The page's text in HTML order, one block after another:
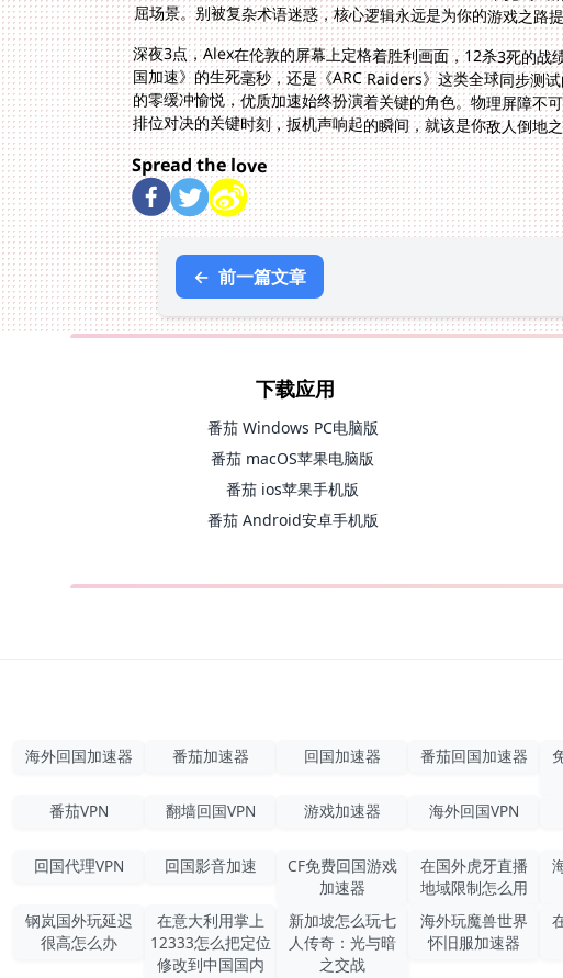
屈场景。别被复杂术语迷惑，核心逻辑永远是为你的游戏之路
深夜3点，Alex在伦敦的屏幕上定格着胜利画面，12杀3死的
国加速》的生死毫秒，还是《ARC Raiders》这类全球同步
的零缓冲愉悦，优质加速始终扮演着关键的角色。物理屏障
排位对决的关键时刻，扳机声响起的瞬间，就该是你敌人倒地
Spread the love
← 前一篇文章
下载应用
番茄 Windows PC电脑版
番茄 macOS苹果电脑版
番茄 ios苹果手机版
番茄 Android安卓手机版
海外回国加速器 番茄加速器 回国加速器 番茄回国加速器
番茄VPN 翻墙回国VPN 游戏加速器 海外回国VPN
回国代理VPN
回国影音加速
CF免费回国游戏
加速器
在国外虎牙直播
地域限制怎么用
钢岚国外玩延迟
很高怎么办
在意大利用掌上
12333怎么把定位
修改到中国国内
新加坡怎么玩七
人传奇：光与暗
之交战
海外玩魔兽世界
怀旧服加速器